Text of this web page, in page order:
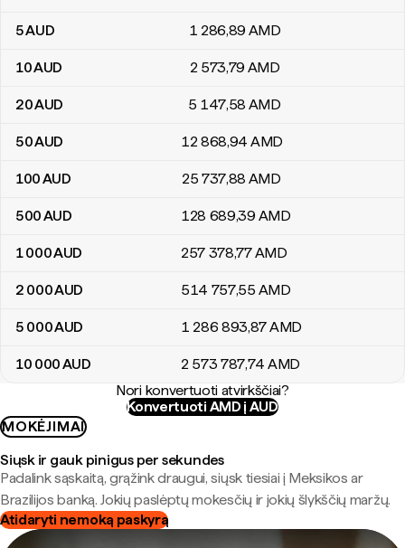
5AUD 1 286,89 AMD
10AUD 2 573,79 AMD
20AUD 5 147,58 AMD
50AUD 12 868,94 AMD
100AUD 25 737,88 AMD
500AUD 128 689,39 AMD
1 000AUD 257 378,77AMD
2 000AUD 514 757,55 AMD
5 000AUD 1 286 893,87AMD
10 000AUD 2 573 787,74 AMD
Nori konvertuoti atvirkščiai?
Konvertuoti AMD į AUD
MOKĖJIMAI
Siųsk ir gauk pinigus per sekundes
Padalink sąskaitą, grąžink draugui, siųsk tiesiai į Meksikos ar
Brazilijos banką. Jokių paslėptų mokesčių ir jokių šlykščių maržų.
Atidaryti nemoką paskyrą